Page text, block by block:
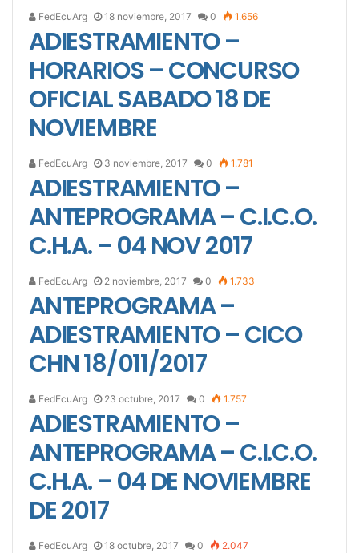
FedEcuArg 18 noviembre, 2017 0 1.656
ADIESTRAMIENTO –
HORARIOS – CONCURSO
OFICIAL SABADO 18 DE
NOVIEMBRE
FedEcuArg 3 noviembre, 2017 0 1.781
ADIESTRAMIENTO –
ANTEPROGRAMA – C.I.C.O.
C.H.A. – 04 NOV 2017
FedEcuArg 2 noviembre, 2017 0 1.733
ANTEPROGRAMA –
ADIESTRAMIENTO – CICO
CHN 18/011/2017
FedEcuArg 23 octubre, 2017 0 1.757
ADIESTRAMIENTO –
ANTEPROGRAMA – C.I.C.O.
C.H.A. – 04 DE NOVIEMBRE
DE 2017
FedEcuArg 18 octubre, 2017 0 2.047